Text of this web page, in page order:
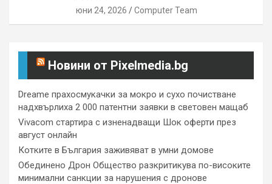
юни 24, 2026 Computer Team
Новини от Pixelmedia.bg
Dreame прахосмукачки за мокро и сухо почистване
надхвърлиха 2 000 патентни заявки в световен мащаб
Vivacom стартира с изненадващи Шок оферти през
август онлайн
Котките в България заживяват в умни домове
Обединено Дрон Общество разкритикува по-високите
минимални санкции за нарушения с дронове